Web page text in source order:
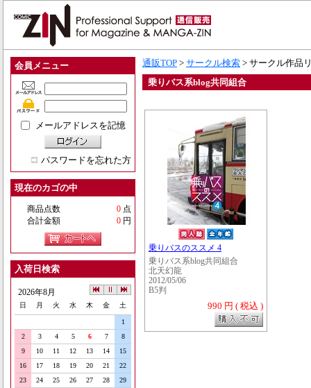
会員メニュー
メールアドレスを記憶
パスワードを忘れた方
現在のカゴの中
商品点数 0 点
合計金額
0 円
入荷日検索
2026年8月
日 月 火 水 木 金 土
1
2
3 4 5 6 7
8
9
10 11 12 13 14
15
16
17 18 19 20 21
22
23
24 25 26 27 28
29
通販TOP > サークル検索 > サークル作品
乗りバス系blog共同組合
乗りバスのススメ 4
乗りバス系blog共同組合
北天幻龍
2012/05/06
B5判
990 円 ( 税込 )